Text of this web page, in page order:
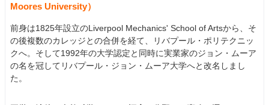
Moores University）
前身は1825年設立のLiverpool Mechanics' School of Artsから、そ
の後複数のカレッジとの合併を経て、リバプール・ポリテクニッ
クへ。そして1992年の大学認定と同時に実業家のジョン・ムーア
の名を冠してリバプール・ジョン・ムーア大学へと改名しまし
た。